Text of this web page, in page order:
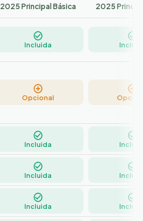
2025 Principal Básica 2025
Incluida
Opcional
Incluida
Incluida
Incluida